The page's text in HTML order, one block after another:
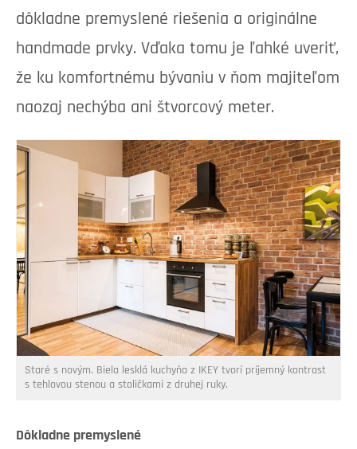
dôkladne premyslené riešenia a originálne
handmade prvky. Vďaka tomu je ľahké uveriť,
že ku komfortnému bývaniu v ňom majiteľom
naozaj nechýba ani štvorcový meter.
Staré s novým. Biela lesklá kuchyňa z IKEY tvorí príjemný kontrast
s tehlovou stenou a stoličkami z druhej ruky.
Dôkladne premyslené